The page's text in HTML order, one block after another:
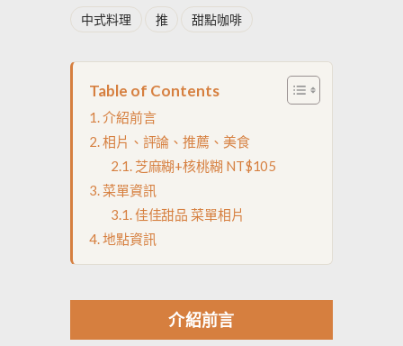
中式料理 推 甜點咖啡
Table of Contents
介紹前言
相片、評論、推薦、美食
芝麻糊+核桃糊 NT$105
菜單資訊
佳佳甜品 菜單相片
地點資訊
介紹前言